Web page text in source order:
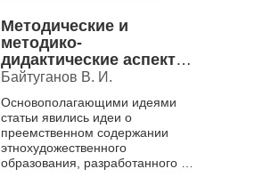
"Васюганье", г.
Новосибирск].
тщательное изучение традиции
проведения праздни...
Методические и
методико-
дидактические аспекты
этнохудожественного
(этнокультурного)
образования и
воспитания в
учреждениях
дополнительного
Байтуганов В. И.
Основополагающими идеями
статьи явились идеи о
преемственном содержании
этнохудожественного
образования, разработанного в